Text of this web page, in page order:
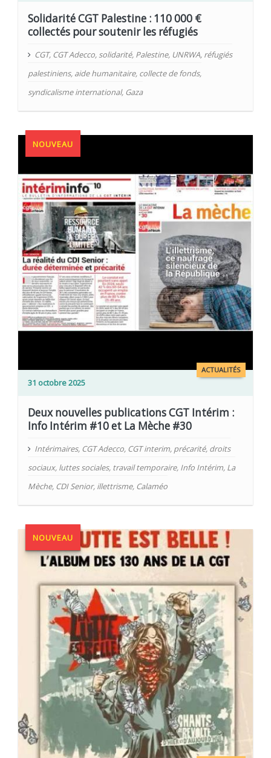
Solidarité CGT Palestine : 110 000 €
collectés pour soutenir les réfugiés
CGT, CGT Adecco, solidarité, Palestine, UNRWA, réfugiés
palestiniens, aide humanitaire, collecte de fonds,
syndicalisme international, Gaza
NOUVEAU
ACTUALITÉS
31 octobre 2025
Deux nouvelles publications CGT Intérim :
Info Intérim #10 et La Mèche #30
Intérimaires, CGT Adecco, CGT interim, précarité, droits
sociaux, luttes sociales, travail temporaire, Info Intérim, La
Mèche, CDI Senior, illettrisme, Calaméo
NOUVEAU